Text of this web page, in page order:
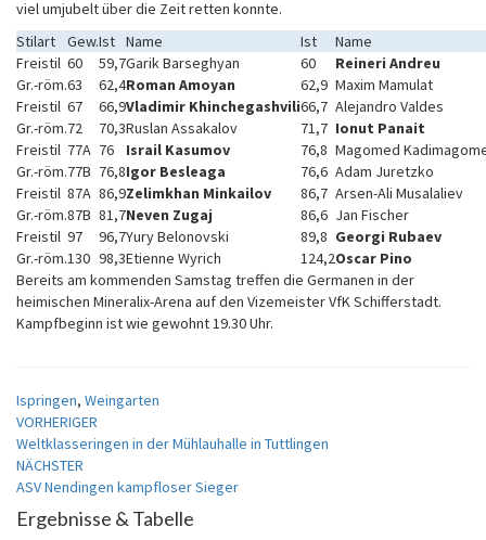
viel umjubelt über die Zeit retten konnte.
Stilart
Gew.Ist Name Ist
Name
Freistil 60 59,7Garik Barseghyan 60
Reineri Andreu
Gr.-röm.63 62,4Roman Amoyan 62,9 Maxim Mamulat
Freistil 67 66,9Vladimir Khinchegashvili66,7 Alejandro Valdes
Gr.-röm.72 70,3Ruslan Assakalov 71,7 Ionut Panait
Freistil 77A 76 Israil Kasumov 76,8 Magomed
Gr.-röm.77B 76,8Igor Besleaga 76,6 Adam Juretzko
Freistil 87A 86,9Zelimkhan Minkailov 86,7 Arsen-Ali Musalaliev
Gr.-röm.87B 81,7Neven Zugaj 86,6 Jan Fischer
Freistil 97 96,7Yury Belonovski 89,8 Georgi Rubaev
Gr.-röm.130 98,3Etienne Wyrich 124,2Oscar Pino
Bereits am kommenden Samstag treffen die Germanen in der
heimischen Mineralix-Arena auf den Vizemeister VfK Schifferstadt.
Kampfbeginn ist wie gewohnt 19.30 Uhr.
Ispringen, Weingarten
Beitragsnavigation
VORHERIGER
Weltklasseringen in der Mühlauhalle in Tuttlingen
NÄCHSTER
ASV Nendingen kampfloser Sieger
Ergebnisse & Tabelle